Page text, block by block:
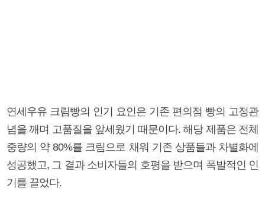
연세우유 크림빵의 인기 요인은 기존 편의점 빵의 고정관
념을 깨며 고품질을 앞세웠기 때문이다. 해당 제품은 전체
중량의 약 80%를 크림으로 채워 기존 상품들과 차별화에
성공했고, 그 결과 소비자들의 호평을 받으며 폭발적인 인
기를 끌었다.